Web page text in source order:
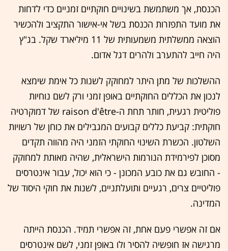
הכנסת, אך משתמשת בשינויים חוקתיים זמניים כדי לדחות
את מועד התפזרות הכנסת בשל אי-אישור התקציב ולהכשיר
הוצאה ממשלתית משמעותית של 11 מיליארד שקל. בג"ץ
היה חייב להתערב ולהרים דגל אדום.
ההשלכות של מתן היתר למחוקק לשנות כל אימת שימצא
לנכון את הכללים החוקתיים באופן זמני ורק לשם נוחיות
פוליטית רגעית, חותר תחת ה-raison d'être של דמוקרטיה
חוקתית: קביעת כללים קבועים המגבילים את כוחן של רשויות
השלטון. הכשרת השינוי החוקתי הזמני היה מהווה תקדים
מסוכן לפירמידת הנורמות הישראלית, שהיה מאותת למחוקק
- החובש גם את כובע המכונן - כי הוא יכול, עבור אינטרסים
פוליטיים צרים, רגעיים ותועלתניים, לשנות את חוקי היסוד של
המדינה.
אם זה אפשרי פעם אחת, זה אפשרי תמיד. הכנסת הייתה
מרגישה אז חופשיה להסיר ולו באופן זמני, לשם אינטרסים